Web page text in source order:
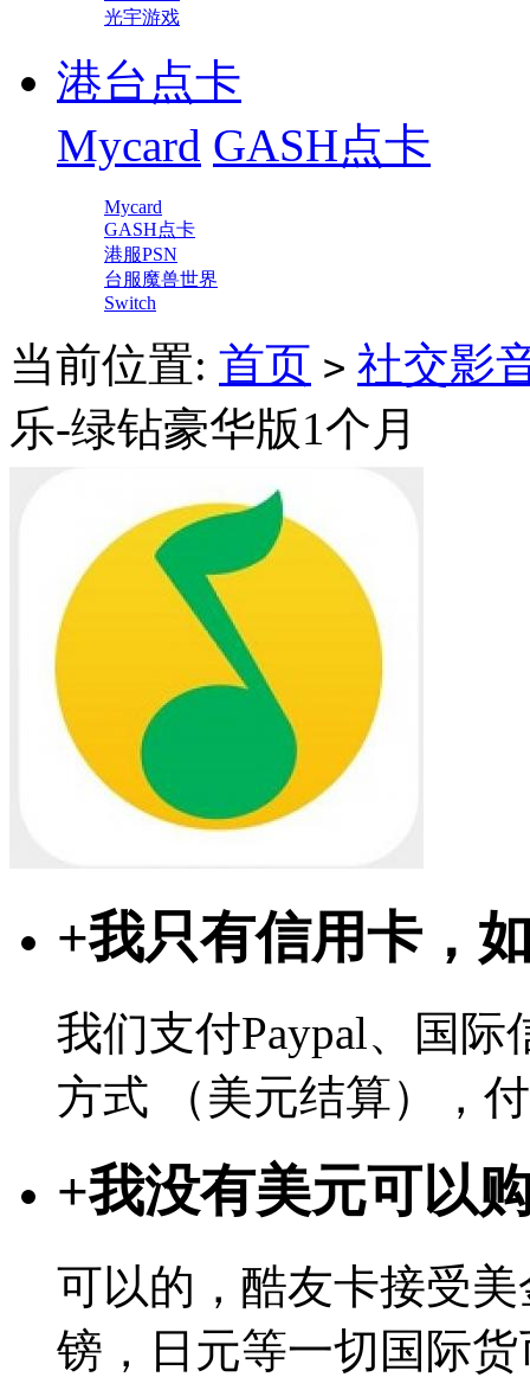
光宇游戏
港台点卡
Mycard GASH点卡
Mycard
GASH点卡
港服PSN
台服魔兽世界
Switch
当前位置: 首页 > 社交影
乐-绿钻豪华版1个月
+我只有信用卡，
我们支付Paypal、国
方式 （美元结算），
+我没有美元可以
可以的，酷友卡接受
镑，日元等一切国际